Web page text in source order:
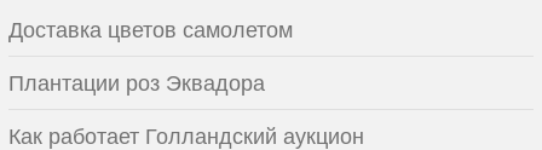
Доставка цветов самолетом
Плантации роз Эквадора
Как работает Голландский аукцион